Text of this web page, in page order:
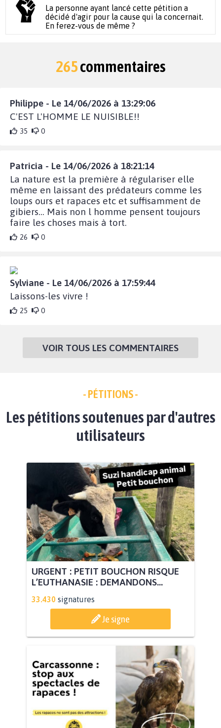
La personne ayant lancé cette pétition a
décidé d'agir pour la cause qui la concernait.
En ferez-vous de même ?
265commentaires
Philippe - Le 14/06/2026 à 13:29:06
C'EST L'HOMME LE NUISIBLE!!
35 0
Patricia - Le 14/06/2026 à 18:21:14
La nature est la première à régulariser elle
même en laissant des prédateurs comme les
loups ours et rapaces etc et suffisamment de
gibiers... Mais non l homme pensent toujours
faire les choses mais à tort.
26 0
Sylviane - Le 14/06/2026 à 17:59:44
Laissons-les vivre !
25 0
VOIR TOUS LES COMMENTAIRES
- PÉTITIONS -
Les pétitions soutenues par d'autres
utilisateurs
URGENT : PETIT BOUCHON RISQUE
L’EUTHANASIE : DEMANDONS...
33.430 signatures
Je signe